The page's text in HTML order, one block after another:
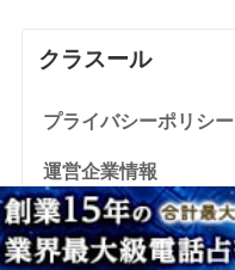
クラスール
プライバシーポリシー
運営企業情報